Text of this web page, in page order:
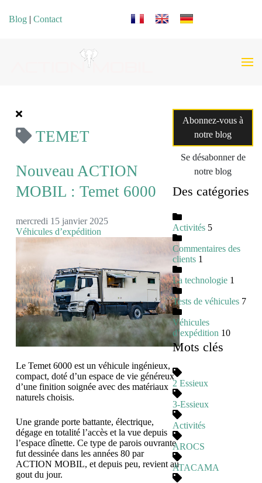
Blog | Contact Sélectionnez votre langue
TEMET
Nouveau ACTION
MOBIL : Temet 6000
mercredi 15 janvier 2025
Véhicules d’expédition
Le Temet 6000 est un véhicule ingénieux,
compact, doté d’un espace de vie généreux
d’une finition soignée avec des matériaux
naturels choisis.
Une grande porte battante, électrique,
dégage en totalité l’accès et la vue depuis
l’espace dînette. Ce type de parois ouvrante
fut dessinée dans les années 80 par
ACTION MOBIL, et depuis peu, revient au
gout du jour.
Abonnez-vous à
notre blog
Se désabonner de
notre blog
Des catégories
Activités 5
Commentaires des
clients 1
La technologie 1
Tests de véhicules 7
Véhicules
d’expédition 10
Mots clés
2 Essieux
3-Essieux
Activités
AROCS
ATACAMA